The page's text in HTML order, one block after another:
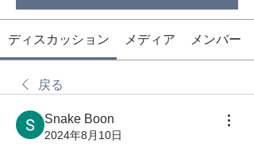
ディスカッション メディア メンバー
戻る
Snake Boon
2024年8月10日